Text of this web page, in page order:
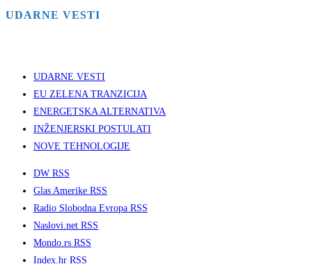
UDARNE VESTI
UDARNE VESTI
EU ZELENA TRANZICIJA
ENERGETSKA ALTERNATIVA
INŽENJERSKI POSTULATI
NOVE TEHNOLOGIJE
DW RSS
Glas Amerike RSS
Radio Slobodna Evropa RSS
Naslovi.net RSS
Mondo.rs RSS
Index.hr RSS